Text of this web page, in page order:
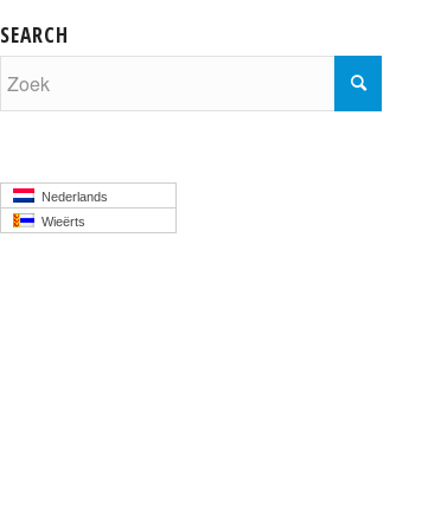
SEARCH
Nederlands
Wieërts